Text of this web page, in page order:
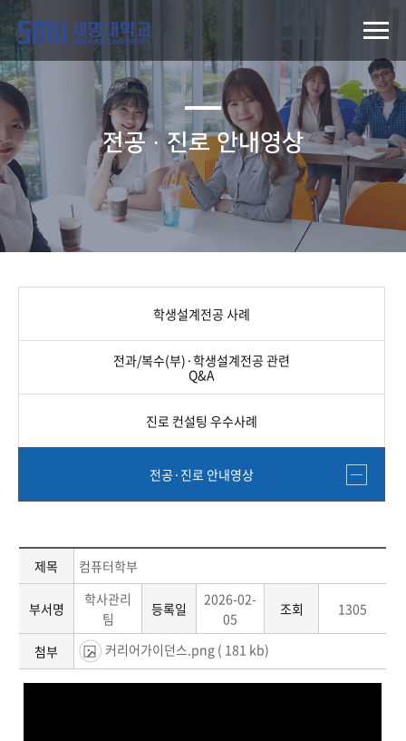
전공·진로 안내영상
학생설계전공 사례
전과/복수(부)·학생설계전공 관련
Q&A
진로 컨설팅 우수사례
전공·진로 안내영상
제목 컴퓨터학부
부서명
학사관리
팀
등록일
2026-02-
05
조회 1305
첨부 커리어가이던스.png ( 181 kb)